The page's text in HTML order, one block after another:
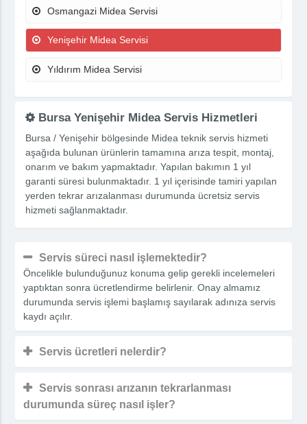
Osmangazi Midea Servisi
Yenişehir Midea Servisi
Yıldırım Midea Servisi
Bursa Yenişehir Midea Servis Hizmetleri
Bursa / Yenişehir bölgesinde Midea teknik servis hizmeti
aşağıda bulunan ürünlerin tamamına arıza tespit, montaj,
onarım ve bakım yapmaktadır. Yapılan bakımın 1 yıl
garanti süresi bulunmaktadır. 1 yıl içerisinde tamiri yapılan
yerden tekrar arızalanması durumunda ücretsiz servis
hizmeti sağlanmaktadır.
Servis süreci nasıl işlemektedir?
Öncelikle bulunduğunuz konuma gelip gerekli incelemeleri
yaptıktan sonra ücretlendirme belirlenir. Onay almamız
durumunda servis işlemi başlamış sayılarak adınıza servis
kaydı açılır.
Servis ücretleri nelerdir?
Servis sonrası arızanın tekrarlanması
durumunda süreç nasıl işler?